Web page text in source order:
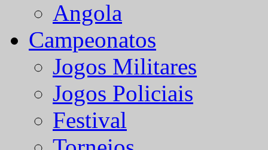
Angola
Campeonatos
Jogos Militares
Jogos Policiais
Festival